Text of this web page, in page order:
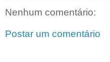
Nenhum comentário:
Postar um comentário